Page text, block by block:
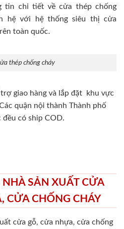
tin chi tiết về cửa thép chống
hệ với hệ thống siêu thị cửa
toàn quốc.
thép chống cháy
giao hàng và lắp đặt khu vực
quận nội thành Thành phố
có ship COD.
SẢN XUẤT CỬA
CỬA CHỐNG CHÁY
cửa gỗ, cửa nhựa, cửa chống